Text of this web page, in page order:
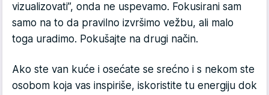
vizualizovati”, onda ne uspevamo. Fokusirani sam
samo na to da pravilno izvršimo vežbu, ali malo
toga uradimo. Pokušajte na drugi način.
Ako ste van kuće i osećate se srećno i s nekom ste
osobom koja vas inspiriše, iskoristite tu energiju dok